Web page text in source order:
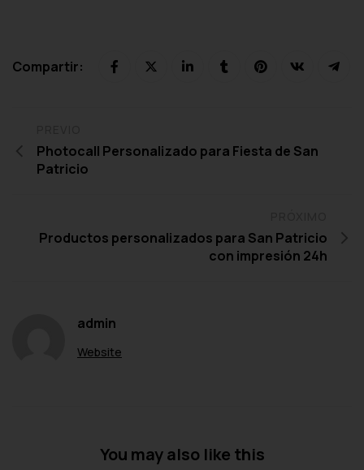
Compartir:
Photocall Personalizado para Fiesta de San
Patricio
Productos personalizados para San Patricio
con impresión 24h
admin
Website
You may also like this